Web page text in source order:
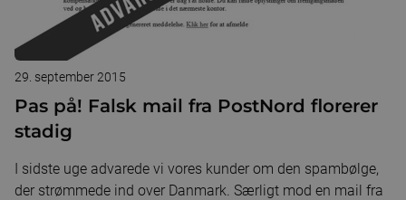
29. september 2015
Pas på! Falsk mail fra PostNord florerer
stadig
I sidste uge advarede vi vores kunder om den spambølge,
der strømmede ind over Danmark. Særligt mod en mail fra